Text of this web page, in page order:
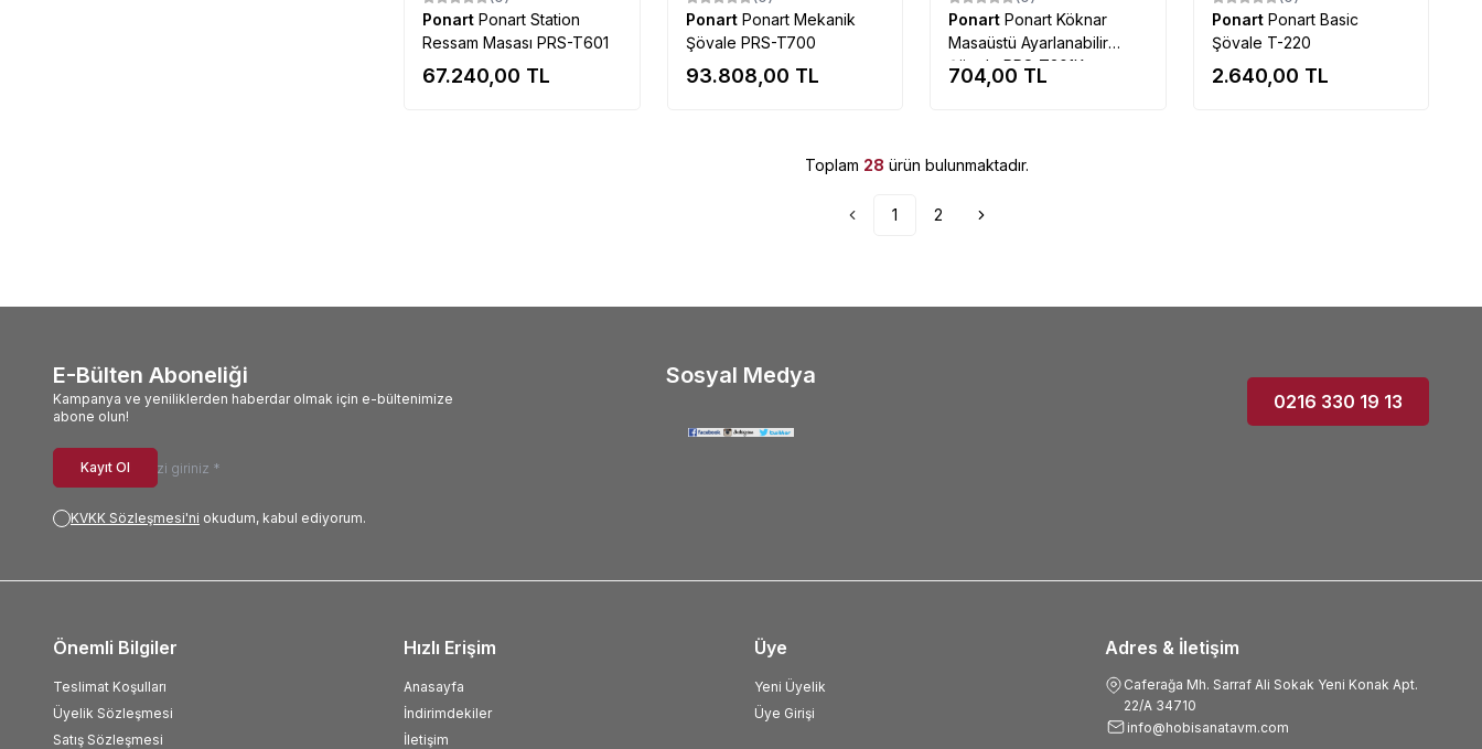
Ponart Ponart Station
Ressam Masası PRS-T601
67.240,00 TL
Ponart Ponart Mekanik
Şövale PRS-T700
93.808,00 TL
Ponart Ponart Köknar
Masaüstü Ayarlanabilir
Şövale PRS-T301K
704,00 TL
Ponart Ponart Basic
Şövale T-220
2.640,00 TL
Toplam 28 ürün bulunmaktadır.
1 2
E-Bülten Aboneliği
Kampanya ve yeniliklerden haberdar olmak için e-bültenimize
abone olun!
Kayıt Ol
KVKK Sözleşmesi'ni okudum, kabul ediyorum.
Sosyal Medya
0216 330 19 13
Adres & İletişim
Caferağa Mh. Sarraf Ali Sokak Yeni Konak Apt.
22/A 34710
info@hobisanatavm.com
Önemli Bilgiler
Teslimat Koşulları
Üyelik Sözleşmesi
Satış Sözleşmesi
Hızlı Erişim
Anasayfa
İndirimdekiler
İletişim
Üye
Yeni Üyelik
Üye Girişi